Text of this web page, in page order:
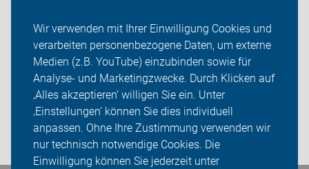
Wir verwenden mit Ihrer Einwilligung Cookies und
verarbeiten personenbezogene Daten, um externe
Medien (z.B. YouTube) einzubinden sowie für
Analyse- und Marketingzwecke. Durch Klicken auf
‚Alles akzeptieren‘ willigen Sie ein. Unter
‚Einstellungen‘ können Sie dies individuell
anpassen. Ohne Ihre Zustimmung verwenden wir
nur technisch notwendige Cookies. Die
Einwilligung können Sie jederzeit unter
Touren und Termine
ADFC Langenfeld/Monheim
Sei dabei
Login